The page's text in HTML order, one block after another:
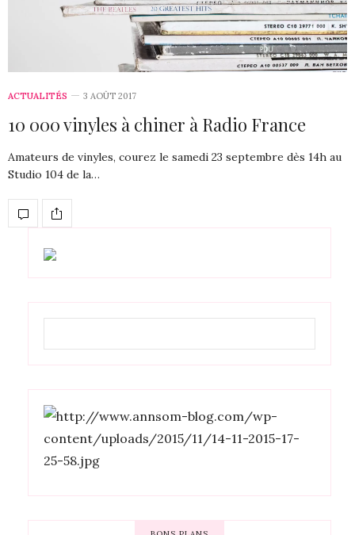
ACTUALITÉS 3 AOÛT 2017
10 000 vinyles à chiner à Radio France
Amateurs de vinyles, courez le samedi 23 septembre dès 14h au
Studio 104 de la…